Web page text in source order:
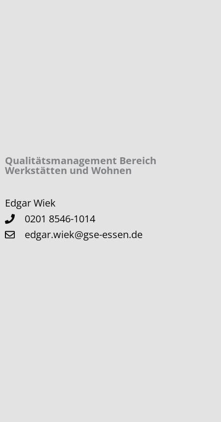
Qualitäts­management Bereich
Werkstätten und Wohnen
Edgar Wiek
0201 8546-1014
edgar.wiek@gse-essen.de